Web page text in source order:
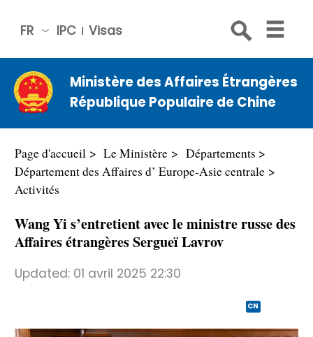
IPC Visas
FR
中文
Engli
sh
Русс
Espa
ñol
Ministère des Affaires Étrangères
République Populaire de Chine
Page d'accueil Le Ministère
Départements
Département des Affaires d’ Europe-Asie centrale
Activités
Wang Yi s’entretient avec le ministre russe des
Affaires étrangères Sergueï Lavrov
Updated: 01 avril 2025 22:30
CN